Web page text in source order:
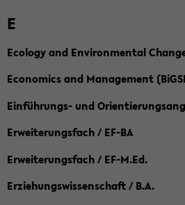
E
Ecology and Environmental
Economics and Management
Einführungs- und
Erweiterungsfach / EF-BA
Erweiterungsfach / EF-M.Ed.
Erziehungswissenschaft / B.A.